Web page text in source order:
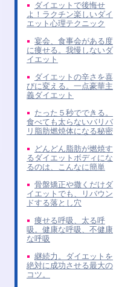
ダイエットで後悔せ
よ！ラクチン楽しいダイ
エット心理テクニック
宴会、食事会がある度
に痩せる。我慢しないダ
イエット
ダイエットの辛さを喜
びに変える。一点豪華主
義ダイエット
たった５秒でできる。
食べても太らないバリバ
リ脂肪燃焼体になる秘密
どんどん脂肪が燃焼す
るダイエットボディにな
るのは、こんなに簡単
骨盤矯正や撒くだけダ
イエットでも、リバウン
ドする落とし穴
痩せる呼吸、太る呼
吸。健康な呼吸、不健康
な呼吸
継続力。ダイエットを
絶対に成功させる最大の
コツ。